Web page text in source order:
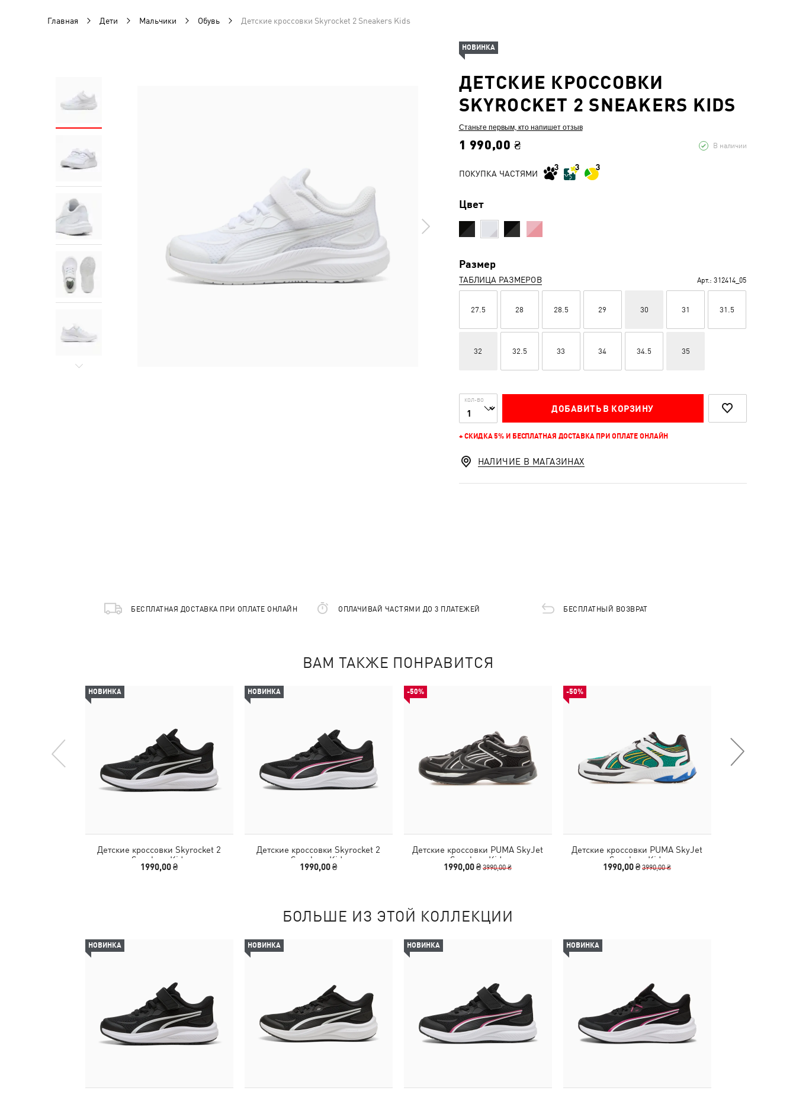
Главная Дети Мальчики Обувь Детские кроссовки Skyrocket 2 Sneakers Kids
ДЕТСКИЕ КРОССОВКИ
SKYROCKET 2 SNEAKERS KIDS
Станьте первым, кто напишет отзыв
1 990,00 ₴ В наличии
ПОКУПКА ЧАСТЯМИ
Цвет
Размер
ТАБЛИЦА РАЗМЕРОВ Арт.: 312414_05
27.5 28 28.5 29 30 31 31.5
32 32.5 33 34 34.5 35
КОЛ-ВО
ДОБАВИТЬ В КОРЗИНУ
+ СКИДКА 5% И БЕСПЛАТНАЯ ДОСТАВКА ПРИ ОПЛАТЕ ОНЛАЙН
НОВИНКА
НАЛИЧИЕ В МАГАЗИНАХ
БЕСПЛАТНАЯ ДОСТАВКА ПРИ ОПЛАТЕ ОНЛАЙН ОПЛАЧИВАЙ ЧАСТЯМИ ДО 3 ПЛАТЕЖЕЙ БЕСПЛАТНЫЙ ВОЗВРАТ
ВАМ ТАКЖЕ ПОНРАВИТСЯ
НОВИНКА
Детские кроссовки Skyrocket 2
Sneakers Kids
1990,00 ₴
НОВИНКА
Детские кроссовки Skyrocket 2
Sneakers Kids
1990,00 ₴
-50%
Детские кроссовки PUMA SkyJet
Sneakers Kids
1990,00 ₴3990,00 ₴
-50%
Детские кроссовки PUMA SkyJet
Sneakers Kids
1990,00 ₴3990,00 ₴
БОЛЬШЕ ИЗ ЭТОЙ КОЛЛЕКЦИИ
НОВИНКА НОВИНКА НОВИНКА НОВИНКА